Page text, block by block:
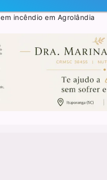
incêndio em Agrolândia